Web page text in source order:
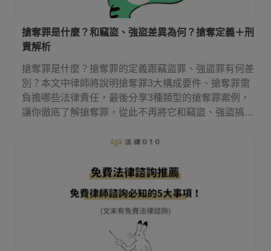
搶奪罪是什麼？和竊盜、強盜差異為何？搶奪定義＋刑
責解析
搶奪罪是什麼？搶奪罪的定義跟竊盜罪、強盜罪有何差
別？本文中律師將說明搶奪罪3大構成要件、搶奪罪需
負擔哪些法律責任，最後分享3種類型的搶奪罪案例，
讓你徹底了解搶奪罪，從此不再將它和竊盜、強盜搞